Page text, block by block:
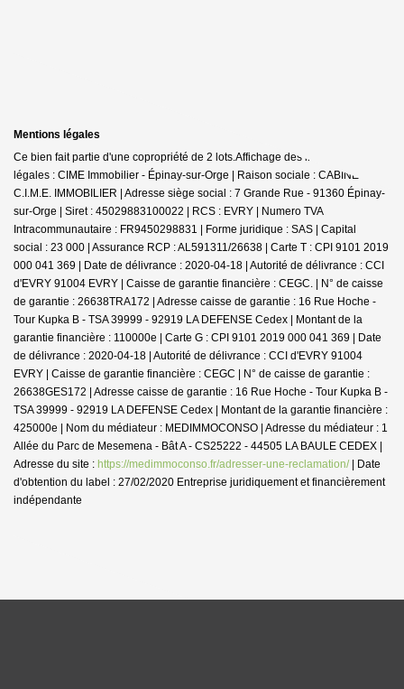
Mentions légales
Ce bien fait partie d'une copropriété de 2 lots.Affichage des informations
légales : CIME Immobilier - Épinay-sur-Orge | Raison sociale : CABINET
C.I.M.E. IMMOBILIER | Adresse siège social : 7 Grande Rue - 91360 Épinay-
sur-Orge | Siret : 45029883100022 | RCS : EVRY | Numero TVA
Intracommunautaire : FR9450298831 | Forme juridique : SAS | Capital
social : 23 000 | Assurance RCP : AL591311/26638 | Carte T : CPI 9101 2019
000 041 369 | Date de délivrance : 2020-04-18 | Autorité de délivrance : CCI
d'EVRY 91004 EVRY | Caisse de garantie financière : CEGC. | N° de caisse
de garantie : 26638TRA172 | Adresse caisse de garantie : 16 Rue Hoche -
Tour Kupka B - TSA 39999 - 92919 LA DEFENSE Cedex | Montant de la
garantie financière : 110000e | Carte G : CPI 9101 2019 000 041 369 | Date
de délivrance : 2020-04-18 | Autorité de délivrance : CCI d'EVRY 91004
EVRY | Caisse de garantie financière : CEGC | N° de caisse de garantie :
26638GES172 | Adresse caisse de garantie : 16 Rue Hoche - Tour Kupka B -
TSA 39999 - 92919 LA DEFENSE Cedex | Montant de la garantie financière :
425000e | Nom du médiateur : MEDIMMOCONSO | Adresse du médiateur : 1
Allée du Parc de Mesemena - Bât A - CS25222 - 44505 LA BAULE CEDEX |
Adresse du site : https://medimmoconso.fr/adresser-une-reclamation/| Date
d'obtention du label : 27/02/2020 Entreprise juridiquement et financièrement
indépendante